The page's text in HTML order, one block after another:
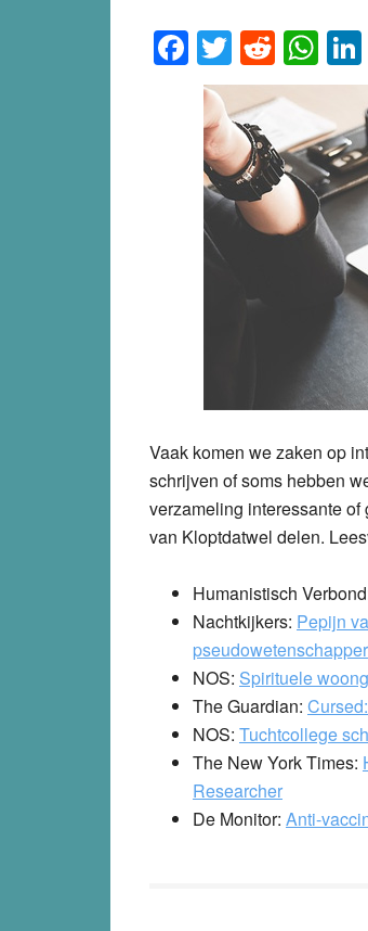
Facebook
Twitter
Vaak komen we zaken op
schrijven of soms hebben
verzameling interessante
van Kloptdatwel delen.
Humanistisch Verbond
Nachtkijkers: Pepijn
pseudowetenschapper
NOS: Spirituele
The Guardian:
NOS: Tuchtcollege
The New York Times:
Researcher
De Monitor: Anti-